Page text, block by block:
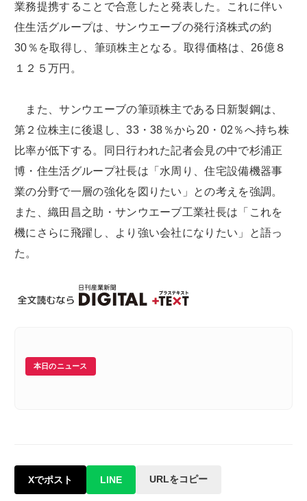
業務提携することで合意したと発表した。これに伴い
住生活グループは、サンウエーブの発行済株式の約
30％を取得し、筆頭株主となる。取得価格は、26億８
１２５万円。
また、サンウエーブの筆頭株主である日新製鋼は、
第２位株主に後退し、33・38％から20・02％へ持ち株
比率が低下する。同日行われた記者会見の中で杉浦正
博・住生活グループ社長は「水周り、住宅設備機器事
業の分野で一層の強化を図りたい」との考えを強調。
また、織田昌之助・サンウエーブ工業社長は「これを
機にさらに飛躍し、より強い会社になりたい」と語っ
た。
本日のニュース
Xでポスト LINE URLをコピー